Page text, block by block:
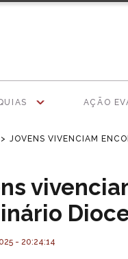
AÇÃO
JOVENS VIVENCIAM
- 20:24:14